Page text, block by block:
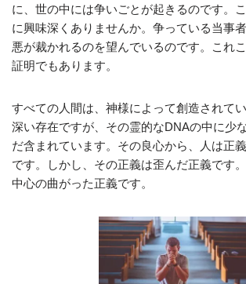
に、世の中には争いごとが起きるのです。
に興味深くありませんか。争っている当事者
悪が裁かれるのを望んでいるのです。これ
証明でもあります。
すべての人間は、神様によって創造されて
深い存在ですが、その霊的なDNAの中に少
だ含まれています。その良心から、人は正
です。しかし、その正義は歪んだ正義です
中心の曲がった正義です。